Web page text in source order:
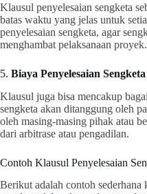
Klausul penyelesaian sengketa
batas waktu yang jelas untuk
penyelesaian sengketa, agar
menghambat pelaksanaan proyek.
5. Biaya Penyelesaian Sengketa
Klausul juga bisa mencakup
sengketa akan ditanggung oleh
oleh masing-masing pihak atau
dari arbitrase atau pengadilan.
Contoh Klausul Penyelesaian
Berikut adalah contoh sederhana